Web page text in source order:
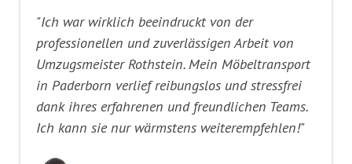
"Ich war wirklich beeindruckt von der
professionellen und zuverlässigen Arbeit von
Umzugsmeister Rothstein. Mein Möbeltransport
in Paderborn verlief reibungslos und stressfrei
dank ihres erfahrenen und freundlichen Teams.
Ich kann sie nur wärmstens weiterempfehlen!"